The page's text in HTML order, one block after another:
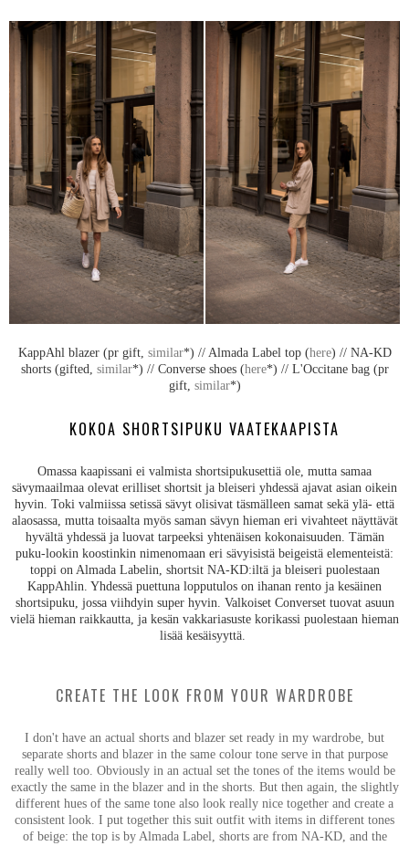
KappAhl blazer (pr gift, similar*) // Almada Label top (here) // NA-KD
shorts (gifted, similar*) // Converse shoes (here*) // L'Occitane bag (pr
gift, similar*)
KOKOA SHORTSIPUKU VAATEKAAPISTA
Omassa kaapissani ei valmista shortsipukusettiä ole, mutta samaa
sävymaailmaa olevat erilliset shortsit ja bleiseri yhdessä ajavat asian oikein
hyvin. Toki valmiissa setissä sävyt olisivat täsmälleen samat sekä ylä- että
alaosassa, mutta toisaalta myös saman sävyn hieman eri vivahteet näyttävät
hyvältä yhdessä ja luovat tarpeeksi yhtenäisen kokonaisuuden. Tämän
puku-lookin koostinkin nimenomaan eri sävyisistä beigeistä elementeistä:
toppi on Almada Labelin, shortsit NA-KD:iltä ja bleiseri puolestaan
KappAhlin. Yhdessä puettuna lopputulos on ihanan rento ja kesäinen
shortsipuku, jossa viihdyin super hyvin. Valkoiset Converset tuovat asuun
vielä hieman raikkautta, ja kesän vakkariasuste korikassi puolestaan hieman
lisää kesäisyyttä.
CREATE THE LOOK FROM YOUR WARDROBE
I don't have an actual shorts and blazer set ready in my wardrobe, but
separate shorts and blazer in the same colour tone serve in that purpose
really well too. Obviously in an actual set the tones of the items would be
exactly the same in the blazer and in the shorts. But then again, the slightly
different hues of the same tone also look really nice together and create a
consistent look. I put together this suit outfit with items in different tones
of beige: the top is by Almada Label, shorts are from NA-KD, and the